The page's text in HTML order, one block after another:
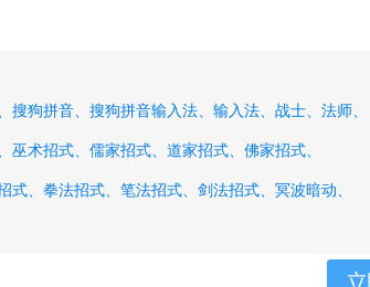
搜狗拼音、 搜狗拼音输入法、 输入法、 战士、 法师、
巫术招式、 儒家招式、 道家招式、 佛家招式、
式、 拳法招式、 笔法招式、 剑法招式、 冥波暗动、